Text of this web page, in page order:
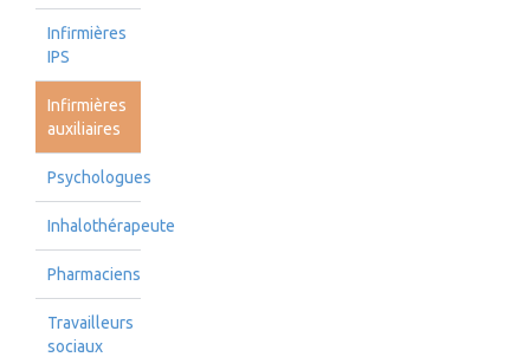
Infirmières
IPS
Infirmières
auxiliaires
Psychologues
Inhalothérapeute
Pharmaciens
Travailleurs
sociaux